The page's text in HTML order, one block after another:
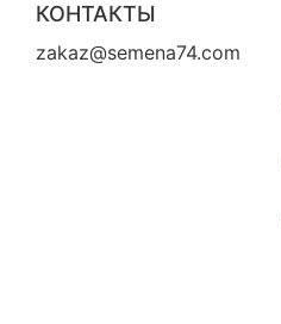
КОНТАКТЫ
zakaz@semena74.com